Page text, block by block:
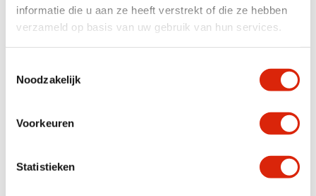
informatie die u aan ze heeft verstrekt of die ze hebben
verzameld op basis van uw gebruik van hun services.
Noodzakelijk
Voorkeuren
Statistieken
Op voorraad